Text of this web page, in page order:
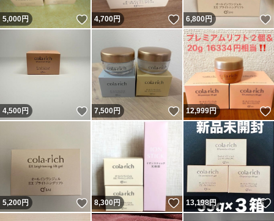
5,000円 いいね！
4,700円 いいね！
6,800円
4,500円 いいね！
7,500円 いいね！
12,999円
5,200円 いいね！
8,300円 いいね！
13,198円